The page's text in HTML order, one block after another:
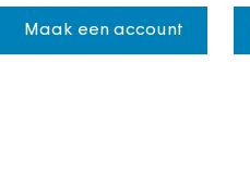
Maak een account